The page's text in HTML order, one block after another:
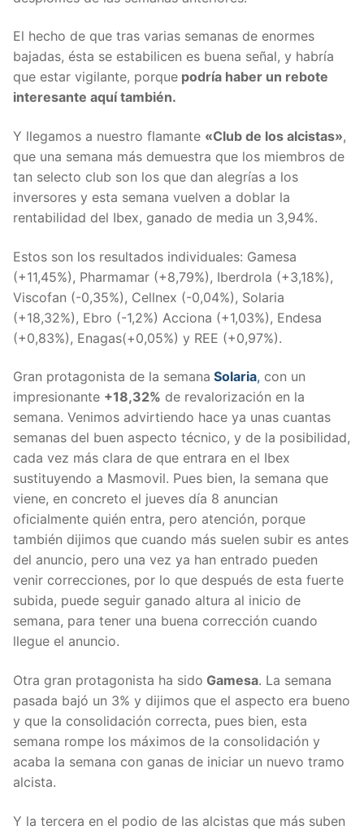
El hecho de que tras varias semanas de enormes
bajadas, ésta se estabilicen es buena señal, y habría
que estar vigilante, porque podría haber un rebote
interesante aquí también.
Y llegamos a nuestro flamante «Club de los alcistas»,
que una semana más demuestra que los miembros de
tan selecto club son los que dan alegrías a los
inversores y esta semana vuelven a doblar la
rentabilidad del Ibex, ganado de media un 3,94%.
Estos son los resultados individuales: Gamesa
(+11,45%), Pharmamar (+8,79%), Iberdrola (+3,18%),
Viscofan (-0,35%), Cellnex (-0,04%), Solaria
(+18,32%), Ebro (-1,2%) Acciona (+1,03%), Endesa
(+0,83%), Enagas(+0,05%) y REE (+0,97%).
Gran protagonista de la semana Solaria, con un
impresionante +18,32% de revalorización en la
semana. Venimos advirtiendo hace ya unas cuantas
semanas del buen aspecto técnico, y de la posibilidad,
cada vez más clara de que entrara en el Ibex
sustituyendo a Masmovil. Pues bien, la semana que
viene, en concreto el jueves día 8 anuncian
oficialmente quién entra, pero atención, porque
también dijimos que cuando más suelen subir es antes
del anuncio, pero una vez ya han entrado pueden
venir correcciones, por lo que después de esta fuerte
subida, puede seguir ganado altura al inicio de
semana, para tener una buena corrección cuando
llegue el anuncio.
Otra gran protagonista ha sido Gamesa. La semana
pasada bajó un 3% y dijimos que el aspecto era bueno
y que la consolidación correcta, pues bien, esta
semana rompe los máximos de la consolidación y
acaba la semana con ganas de iniciar un nuevo tramo
alcista.
Y la tercera en el podio de las alcistas que más suben